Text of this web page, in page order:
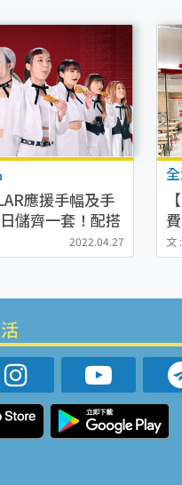
應援手幅及手
儲齊一套！配搭
蘸3款異國風味
2022.04.27 文